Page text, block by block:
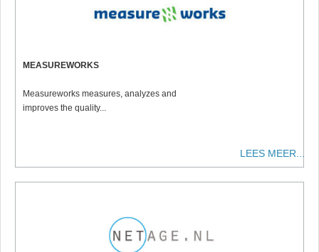
MEASUREWORKS
Measureworks measures, analyzes and
improves the quality...
LEES MEER...